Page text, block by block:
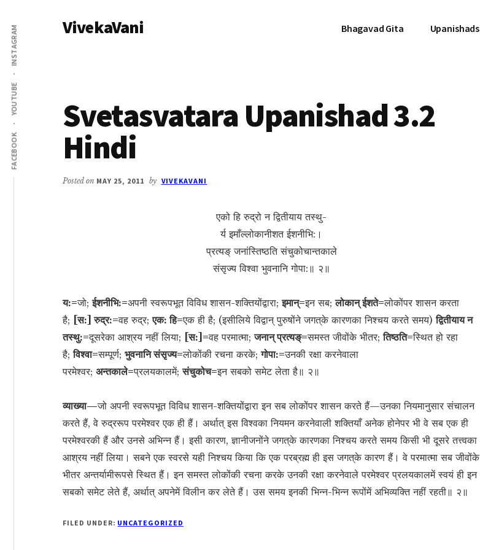
main
content
primary
sidebar
Additional
menu
FACEBOOK
YOUTUBE
INSTAGRAM VivekaVani Bhagavad Gita Upanishads
Svetasvatara Upanishad 3.2
Hindi
Posted on MAY 25, 2011 by VIVEKAVANI
एको हि रुद्रो न द्वितीयाय तस्थु-
र्य इमाँल्लोकानीशत ईशनीभि:।
प्रत्यङ् जनांस्तिष्ठति संचुकोचान्तकाले
संसृज्य विश्वा भुवनानि गोपा:॥ २॥
य:=जो;ईशनीभि:=अपनी स्वरूपभूत विविध शासन-शक्तियोंद्वारा;इमान्=इन सब;लोकान् ईशते=लोकोंपर शासन करता
है; [स:] रुद्र:=वह रुद्र;एक: हि=एक ही है; (इसीलिये विद्वान् पुरुषोंने जगत‍्के कारणका निश्चय करते समय)द्वितीयाय न
तस्थु:=दूसरेका आश्रय नहीं लिया; [स:]=वह परमात्मा;जनान् प्रत्यङ्=समस्त जीवोंके भीतर;तिष्ठति=स्थित हो रहा
है;विश्वा=सम्पूर्ण; भुवनानि संसृज्य=लोकोंकी रचना करके;गोपा:=उनकी रक्षा करनेवाला
परमेश्वर; अन्तकाले=प्रलयकालमें;संचुकोच=इन सबको समेट लेता है॥ २॥
व्याख्या—जो अपनी स्वरूपभूत विविध शासन-शक्तियोंद्वारा इन सब लोकोंपर शासन करते हैं—उनका नियमानुसार संचालन
करते हैं, वे रुद्ररूप परमेश्वर एक ही हैं। अर्थात् इस विश्वका नियमन करनेवाली शक्तियाँ अनेक होनेपर भी वे सब एक ही
परमेश्वरकी हैं और उनसे अभिन्न हैं। इसी कारण, ज्ञानीजनोंने जगत‍्के कारणका निश्चय करते समय किसी भी दूसरे तत्त्वका
आश्रय नहीं लिया। सबने एक स्वरसे यही निश्चय किया कि एक परब्रह्म ही इस जगत‍्के कारण हैं। वे परमात्मा सब जीवोंके
भीतर अन्तर्यामीरूपसे स्थित हैं। इन समस्त लोकोंकी रचना करके उनकी रक्षा करनेवाले परमेश्वर प्रलयकालमें स्वयं ही इन
सबको समेट लेते हैं, अर्थात् अपनेमें विलीन कर लेते हैं। उस समय इनकी भिन्न-भिन्न रूपोंमें अभिव्यक्ति नहीं रहती॥ २॥
FILED UNDER: UNCATEGORIZED